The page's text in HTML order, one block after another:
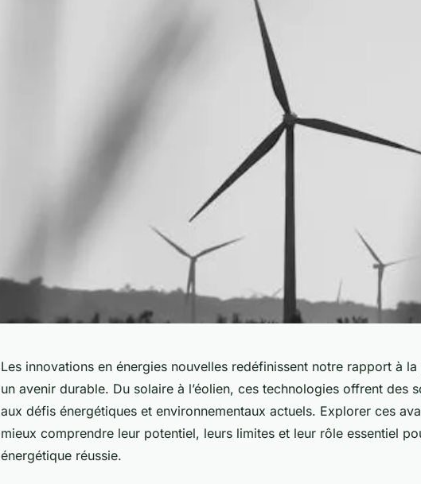
Les innovations en énergies nouvelles redéfinissent notre rapport à
un avenir durable. Du solaire à l’éolien, ces technologies offrent des
aux défis énergétiques et environnementaux actuels. Explorer ces
mieux comprendre leur potentiel, leurs limites et leur rôle essentiel
énergétique réussie.